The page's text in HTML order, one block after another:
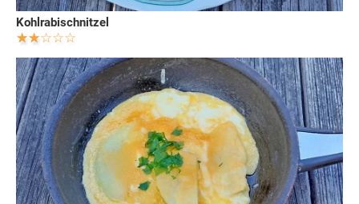
Kohlrabischnitzel